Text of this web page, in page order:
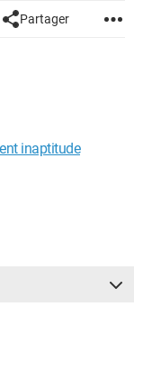
Partager
inaptitude